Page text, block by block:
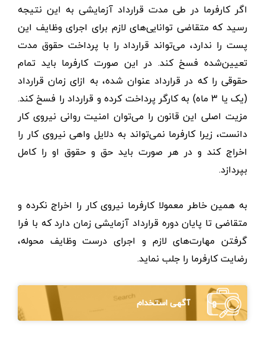
اگر کارفرما در طی مدت قرارداد آزمایشی به این نتیجه
رسید که متقاضی توانایی‌های لازم برای اجرای وظایف این
پست را ندارد، می‌تواند قرارداد را با پرداخت حقوق مدت
تعیین‌شده فسخ کند. در این صورت کارفرما باید تمام
حقوقی را که در قرارداد عنوان شده، به ازای زمان قرارداد
(یک یا ۳ ماه) به کارگر پرداخت کرده و قرارداد را فسخ کند.
مزیت اصلی این قانون را می‌توان امنیت روانی نیروی کار
دانست، زیرا کارفرما نمی‌تواند به دلایل واهی نیروی کار را
اخراج کند و در هر صورت باید حق و حقوق او را کامل
بپردازد.
به همین خاطر معمولا کارفرما نیروی کار را اخراج نکرده و
متقاضی تا پایان دوره قرارداد آزمایشی زمان دارد که با فرا
گرفتن مهارت‌های لازم و اجرای درست وظایف محوله،
رضایت کارفرما را جلب نماید.
آگهی استخدام